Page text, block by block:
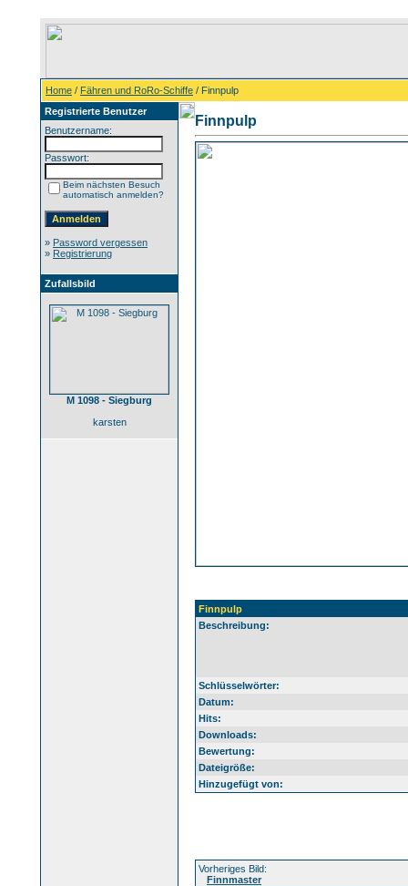
Home / Fähren und RoRo-Schiffe / Finnpulp
Registrierte Benutzer
Benutzername:
Passwort:
Beim nächsten Besuch
automatisch anmelden?
» Password vergessen
» Registrierung
Zufallsbild
M 1098 - Siegburg
karsten
Finnpulp
Finnpulp
Beschreibung:
Schlüsselwörter:
Datum:
Hits:
Downloads:
Bewertung:
Dateigröße:
Hinzugefügt von:
Vorheriges Bild:
Finnmaster